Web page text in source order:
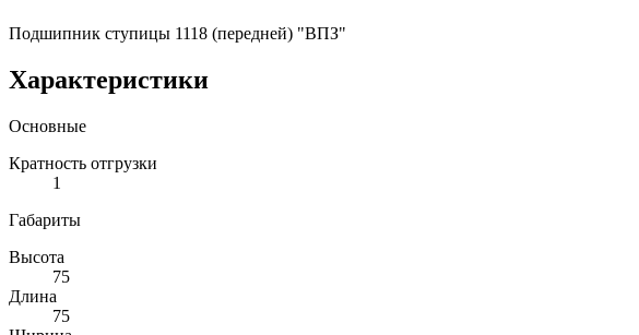
Подшипник ступицы 1118 (передней) "ВПЗ"
Характеристики
Основные
Кратность отгрузки
1
Габариты
Высота
75
Длина
75